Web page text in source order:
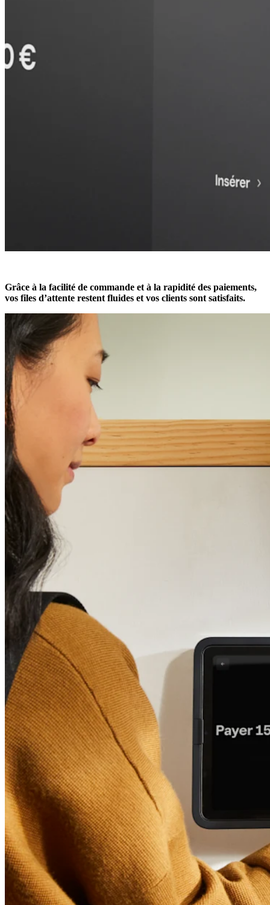
Grâce à la facilité de commande et à la rapidité des paiements,
vos files d’attente restent fluides et vos clients sont satisfaits.